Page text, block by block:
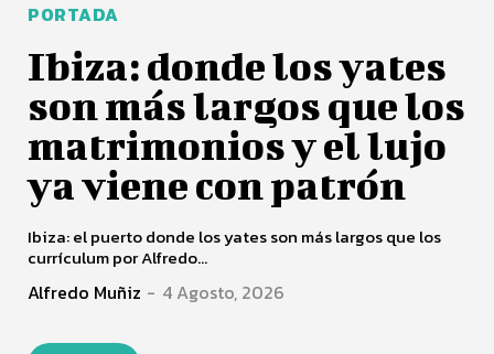
PORTADA
Ibiza: donde los yates
son más largos que los
matrimonios y el lujo
ya viene con patrón
Ibiza: el puerto donde los yates son más largos que los
currículum por Alfredo...
Alfredo Muñiz - 4 Agosto, 2026